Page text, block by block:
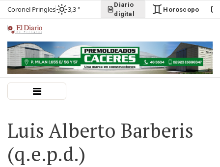
Coronel Pringles 3,3 °
Diario
digital
Horoscopo
Luis Alberto Barberis
(q.e.p.d.)